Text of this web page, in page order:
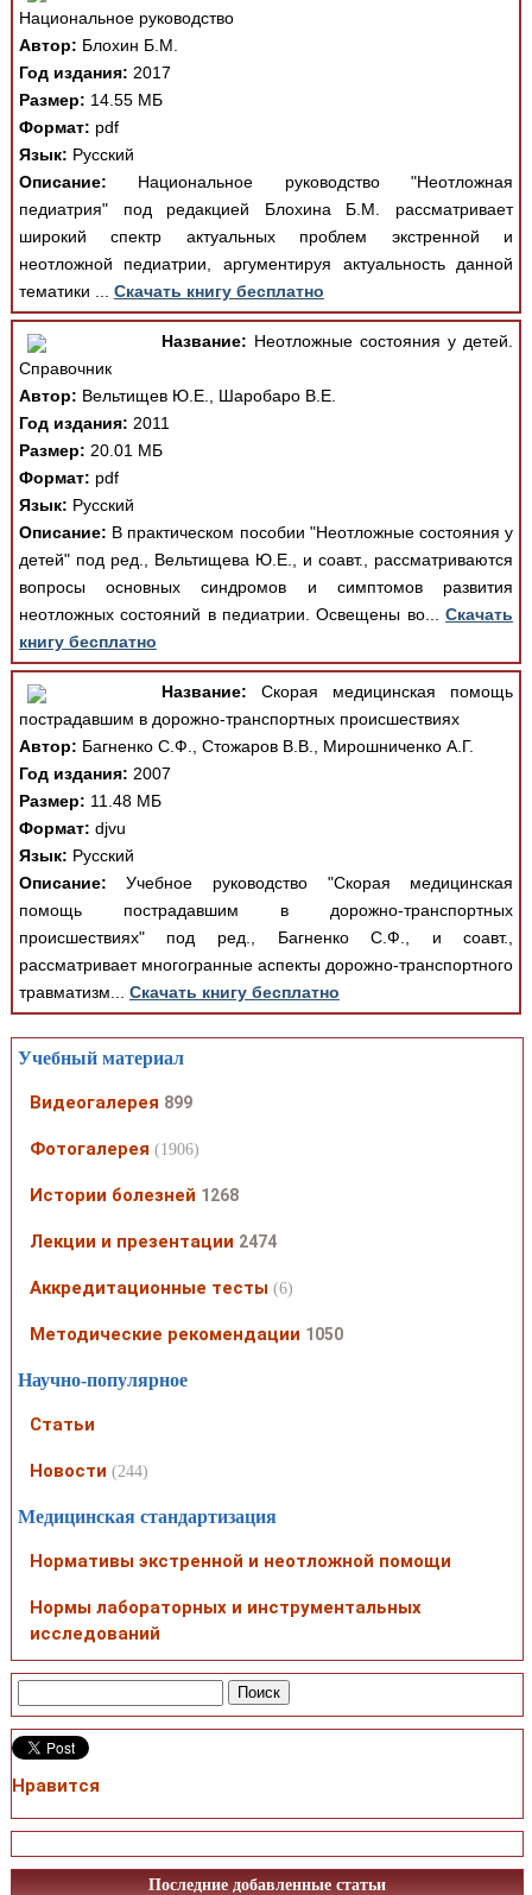
Национальное руководство
Автор: Блохин Б.М.
Год издания: 2017
Размер: 14.55 МБ
Формат: pdf
Язык: Русский
Описание: Национальное руководство "Неотложная
педиатрия" под редакцией Блохина Б.М. рассматривает
широкий спектр актуальных проблем экстренной и
неотложной педиатрии, аргументируя актуальность данной
тематики ... Скачать книгу бесплатно
Название: Неотложные состояния у детей.
Справочник
Автор: Вельтищев Ю.Е., Шаробаро В.Е.
Год издания: 2011
Размер: 20.01 МБ
Формат: pdf
Язык: Русский
Описание: В практическом пособии "Неотложные состояния у
детей" под ред., Вельтищева Ю.Е., и соавт., рассматриваются
вопросы основных синдромов и симптомов развития
неотложных состояний в педиатрии. Освещены во...Скачать
книгу бесплатно
Название: Скорая медицинская помощь
пострадавшим в дорожно-транспортных происшествиях
Автор: Багненко С.Ф., Стожаров В.В., Мирошниченко А.Г.
Год издания: 2007
Размер: 11.48 МБ
Формат: djvu
Язык: Русский
Описание: Учебное руководство "Скорая медицинская
помощь пострадавшим в дорожно-транспортных
происшествиях" под ред., Багненко С.Ф., и соавт.,
рассматривает многогранные аспекты дорожно-транспортного
травматизм... Скачать книгу бесплатно
Учебный материал
Видеогалерея 899
Фотогалерея (1906)
Истории болезней 1268
Лекции и презентации 2474
Аккредитационные тесты (6)
Методические рекомендации 1050
Научно-популярное
Статьи
Новости (244)
Медицинская стандартизация
Нормативы экстренной и неотложной помощи
Нормы лабораторных и инструментальных
исследований
Нравится
Последние добавленные статьи